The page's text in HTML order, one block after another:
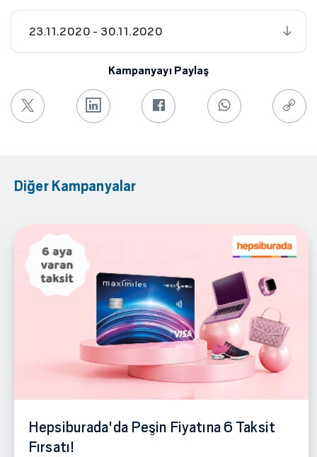
23.11.2020 - 30.11.2020
Kampanyayı Paylaş
Diğer Kampanyalar
Hepsiburada'da Peşin Fiyatına 6 Taksit
Fırsatı!